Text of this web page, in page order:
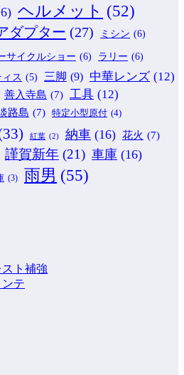
ヘルメット (52)
ダプター (27) ミシン (6)
サイクルショー (6) ラリー (6)
ス (5) 三脚 (9) 中華レンズ (12)
善入寺島 (7) 工具 (12)
路島 (7) 特定小型原付 (4)
紅葉 (2) 納車 (16) 花火 (7)
謹賀新年 (21) 車庫 (16)
(3) 雨男 (55)
ト補強
テ